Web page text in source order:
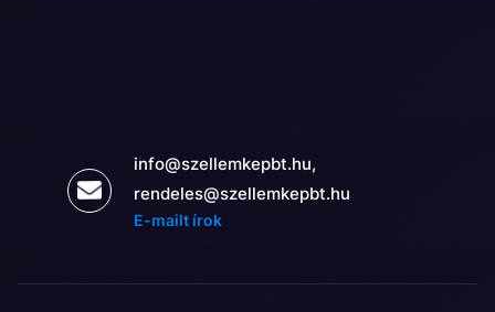
info@szellemkepbt.hu,
rendeles@szellemkepbt.hu
E-mailt írok